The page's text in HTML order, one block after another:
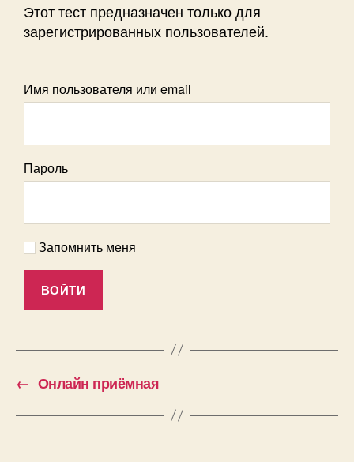
Этот тест предназначен только для
зарегистрированных пользователей.
Имя пользователя или email
Пароль
Запомнить меня
← Онлайн приёмная